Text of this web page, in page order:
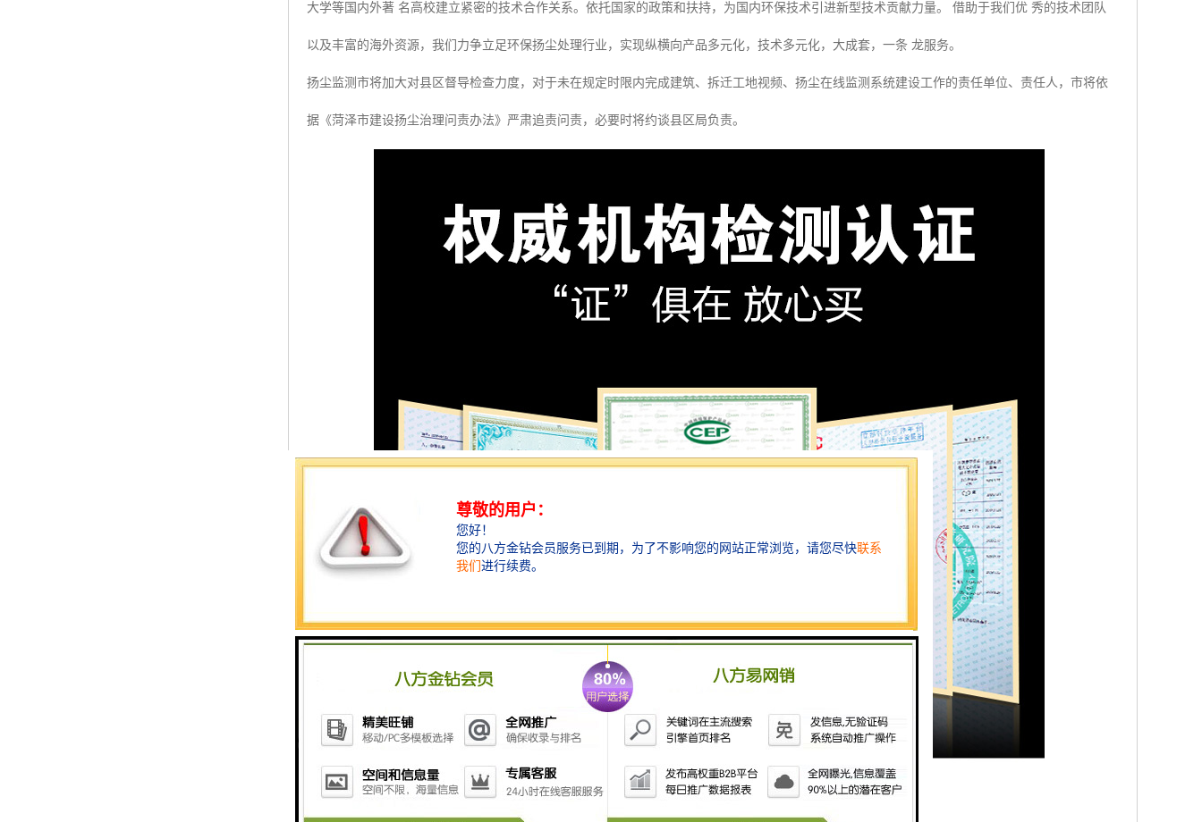
大学等国内外著 名高校建立紧密的技术合作关系。依托国家的政策和扶持，为国内环保技术引进新型技术贡献力量。 借助于我们优 秀的技术团队
以及丰富的海外资源，我们力争立足环保扬尘处理行业，实现纵横向产品多元化，技术多元化，大成套，一条 龙服务。
扬尘监测市将加大对县区督导检查力度，对于未在规定时限内完成建筑、拆迁工地视频、扬尘在线监测系统建设工作的责任单位、责任人，市将依
据《菏泽市建设扬尘治理问责办法》严肃追责问责，必要时将约谈县区局负责。